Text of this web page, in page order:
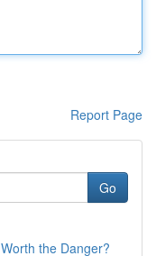
Report Page
Go
the Danger?